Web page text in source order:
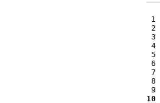
1
2
3
4
5
6
7
8
9
10